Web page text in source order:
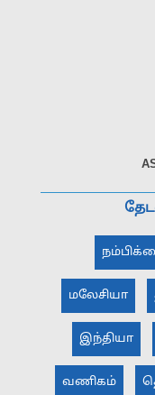
மலேசியா
இந்தியா
வணிகம்